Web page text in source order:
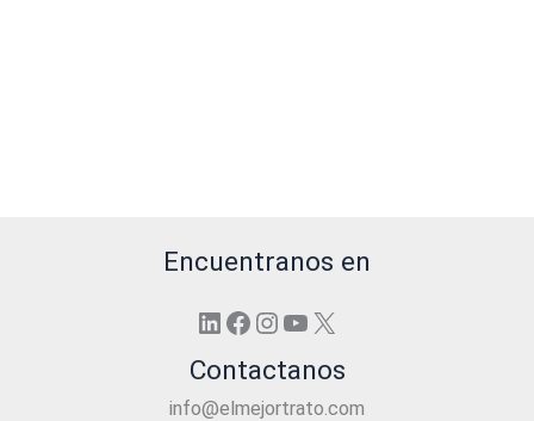
Encuentranos en
LinkedIn
Facebook
Instagram
YouTube
X
Contactanos
info@elmejortrato.com